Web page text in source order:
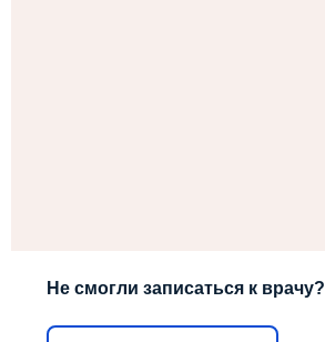
Не смогли записаться к врачу?